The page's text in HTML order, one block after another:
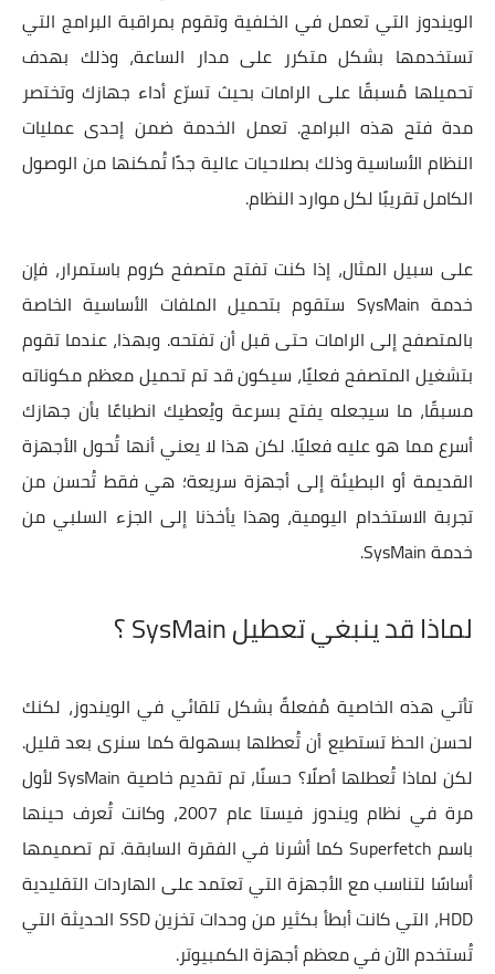
الويندوز التي تعمل في الخلفية وتقوم بمراقبة البرامج التي
تستخدمها بشكل متكرر على مدار الساعة، وذلك بهدف
تحميلها مُسبقًا على الرامات بحيث تسرّع أداء جهازك وتختصر
مدة فتح هذه البرامج. تعمل الخدمة ضمن إحدى عمليات
النظام الأساسية وذلك بصلاحيات عالية جدًا تُمكنها من الوصول
الكامل تقريبًا لكل موارد النظام.
على سبيل المثال، إذا كنت تفتح متصفح كروم باستمرار، فإن
خدمة SysMain ستقوم بتحميل الملفات الأساسية الخاصة
بالمتصفح إلى الرامات حتى قبل أن تفتحه. وبهذا، عندما تقوم
بتشغيل المتصفح فعليًا، سيكون قد تم تحميل معظم مكوناته
مسبقًا، ما سيجعله يفتح بسرعة ويُعطيك انطباعًا بأن جهازك
أسرع مما هو عليه فعليًا. لكن هذا لا يعني أنها تُحول الأجهزة
القديمة أو البطيئة إلى أجهزة سريعة؛ هي فقط تُحسن من
تجربة الاستخدام اليومية، وهذا يأخذنا إلى الجزء السلبي من
خدمة SysMain.
لماذا قد ينبغي تعطيل SysMain ؟
تأتي هذه الخاصية مُفعلةً بشكل تلقائي في الويندوز، لكنك
لحسن الحظ تستطيع أن تُعطلها بسهولة كما سنرى بعد قليل.
لكن لماذا تُعطلها أصلًا؟ حسنًا، تم تقديم خاصية SysMain لأول
مرة في نظام ويندوز فيستا عام 2007، وكانت تُعرف حينها
باسم Superfetch كما أشرنا في الفقرة السابقة. تم تصميمها
أساسًا لتناسب مع الأجهزة التي تعتمد على الهاردات التقليدية
HDD، التي كانت أبطأ بكثير من وحدات تخزين SSD الحديثة التي
تُستخدم الآن في معظم أجهزة الكمبيوتر.